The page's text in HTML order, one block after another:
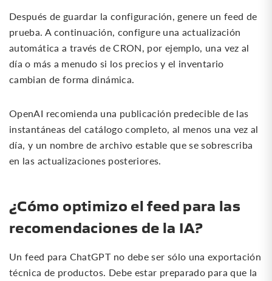
Después de guardar la configuración, genere un feed de
prueba. A continuación, configure una actualización
automática a través de CRON, por ejemplo, una vez al
día o más a menudo si los precios y el inventario
cambian de forma dinámica.
OpenAI recomienda una publicación predecible de las
instantáneas del catálogo completo, al menos una vez al
día, y un nombre de archivo estable que se sobrescriba
en las actualizaciones posteriores.
¿Cómo optimizo el feed para las
recomendaciones de la IA?
Un feed para ChatGPT no debe ser sólo una exportación
técnica de productos. Debe estar preparado para que la